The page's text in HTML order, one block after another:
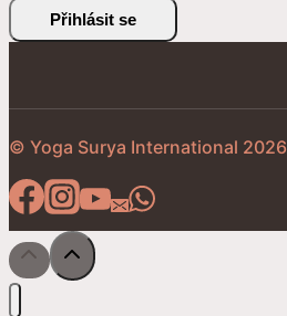
Přihlásit se
© Yoga Surya International 2026